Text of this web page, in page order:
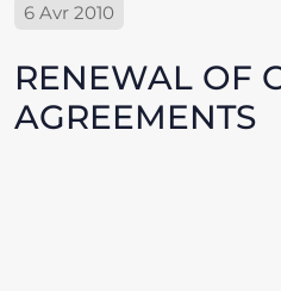
6 Avr 2010
RENEWAL OF
AGREEMENTS